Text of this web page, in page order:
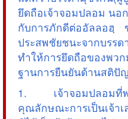
ยึดถือเจ้าจอมปลอม น
กับการภักดีต่ออัลลอฮฺ
ประสพชัยชนะจากบ
ทำให้การยึดถือของพ
ฐานการยืนยันด้านสติปั
1. เจ้าจอมปลอมที่
คุณลักษณะการเป็นเจ้า